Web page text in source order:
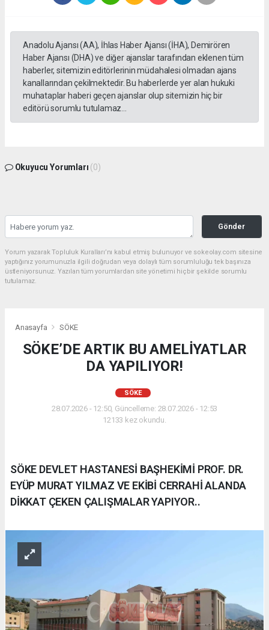
Anadolu Ajansı (AA), İhlas Haber Ajansı (İHA), Demirören
Haber Ajansı (DHA) ve diğer ajanslar tarafından eklenen tüm
haberler, sitemizin editörlerinin müdahalesi olmadan ajans
kanallarından çekilmektedir. Bu haberlerde yer alan hukuki
muhataplar haberi geçen ajanslar olup sitemizin hiç bir
editörü sorumlu tutulamaz...
Okuyucu Yorumları (0)
Gönder
Yorum yazarak Topluluk Kuralları’nı kabul etmiş bulunuyor ve sokeolay.com sitesine
yaptığınız yorumunuzla ilgili doğrudan veya dolaylı tüm sorumluluğu tek başınıza
üstleniyorsunuz. Yazılan tüm yorumlardan site yönetimi hiçbir şekilde sorumlu
tutulamaz.
Anasayfa SÖKE
SÖKE’DE ARTIK BU AMELİYATLAR
DA YAPILIYOR!
SÖKE
28.07.2026 - 12:50, Güncelleme: 28.07.2026 - 12:53
12133 kez okundu.
SÖKE DEVLET HASTANESİ BAŞHEKİMİ PROF. DR.
EYÜP MURAT YILMAZ VE EKİBİ CERRAHİ ALANDA
DİKKAT ÇEKEN ÇALIŞMALAR YAPIYOR..